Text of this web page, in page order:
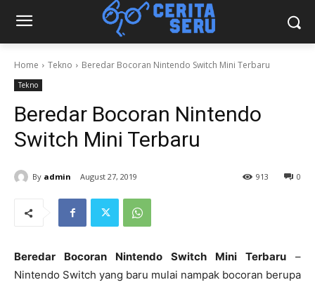
Home Tekno Beredar Bocoran Nintendo Switch Mini Terbaru
Tekno
Beredar Bocoran Nintendo
Switch Mini Terbaru
By admin August 27, 2019 0
913
Beredar Bocoran Nintendo Switch Mini Terbaru –
Nintendo Switch yang baru mulai nampak bocoran berupa